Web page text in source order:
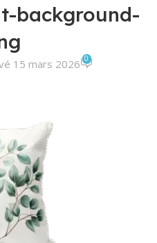
background-
15 mars 2026 0